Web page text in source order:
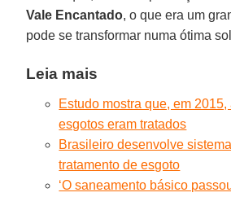
Vale Encantado, o que era um
pode se transformar numa ótima
Leia mais
Estudo mostra que, em
esgotos eram tratados
Brasileiro desenvolve
tratamento de esgoto
‘O saneamento básico